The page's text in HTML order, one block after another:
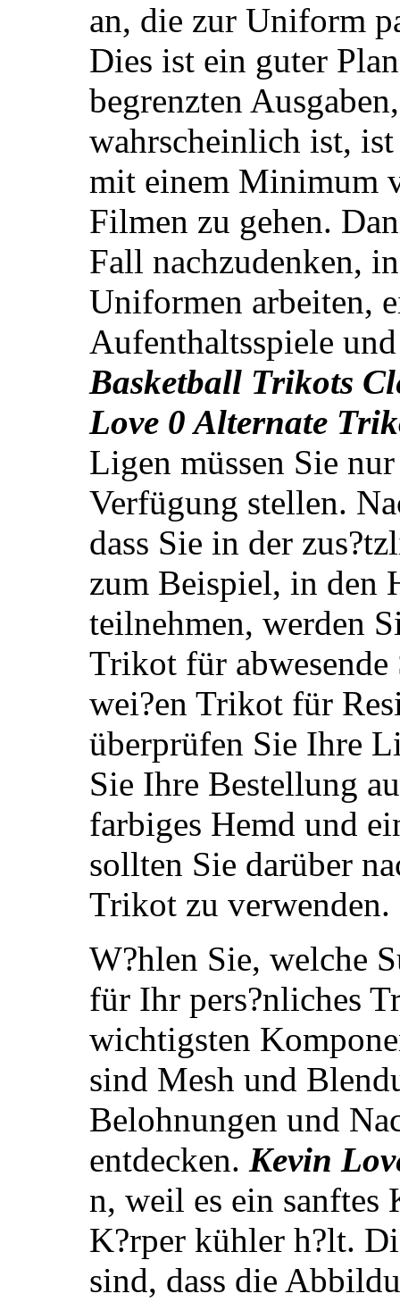
an, die zur Uniform
Dies ist ein guter
begrenzten
wahrscheinlich ist,
mit einem Minimum
Filmen zu gehen.
Fall nachzudenken,
Uniformen arbeiten,
Aufenthaltsspiele
Basketball Trikots
Love 0 Alternate
Ligen müssen Sie
Verfügung stellen.
dass Sie in der
zum Beispiel, in den
teilnehmen, werden
Trikot für abwesende
wei?en Trikot für
überprüfen Sie Ihre
Sie Ihre Bestellung
farbiges Hemd und
sollten Sie darüber
Trikot zu verwenden.
W?hlen Sie, welche
für Ihr pers?nliches
wichtigsten
sind Mesh und
Belohnungen und
entdecken. Kevin
n, weil es ein sanftes
K?rper kühler h?lt.
sind, dass die